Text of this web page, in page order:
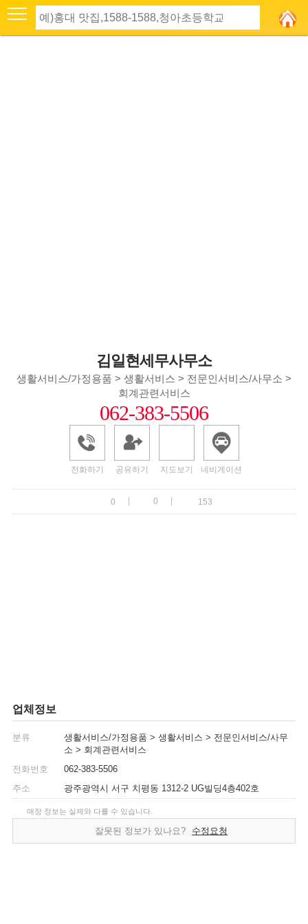
김일현세무사무소
생활서비스/가정용품 > 생활서비스 > 전문인서비스/사무소 >
회계관련서비스
062-383-5506
전화하기 공유하기 지도보기 네비게이션
0 0 153
업체정보
분류
생활서비스/가정용품 > 생활서비스 > 전문인서비스/사무
소 > 회계관련서비스
전화번호
062-383-5506
주소
광주광역시 서구 치평동 1312-2 UG빌딩4층402호
매장 정보는 실제와 다를 수 있습니다.
잘못된 정보가 있나요? 수정요청